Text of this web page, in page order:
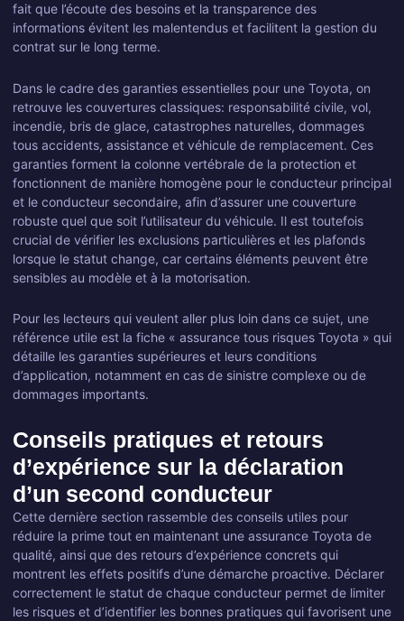
fait que l’écoute des besoins et la transparence des
informations évitent les malentendus et facilitent la gestion du
contrat sur le long terme.
Dans le cadre des garanties essentielles pour une Toyota, on
retrouve les couvertures classiques: responsabilité civile, vol,
incendie, bris de glace, catastrophes naturelles, dommages
tous accidents, assistance et véhicule de remplacement. Ces
garanties forment la colonne vertébrale de la protection et
fonctionnent de manière homogène pour le conducteur principal
et le conducteur secondaire, afin d’assurer une couverture
robuste quel que soit l’utilisateur du véhicule. Il est toutefois
crucial de vérifier les exclusions particulières et les plafonds
lorsque le statut change, car certains éléments peuvent être
sensibles au modèle et à la motorisation.
Pour les lecteurs qui veulent aller plus loin dans ce sujet, une
référence utile est la fiche « assurance tous risques Toyota » qui
détaille les garanties supérieures et leurs conditions
d’application, notamment en cas de sinistre complexe ou de
dommages importants.
Conseils pratiques et retours
d’expérience sur la déclaration
d’un second conducteur
Cette dernière section rassemble des conseils utiles pour
réduire la prime tout en maintenant une assurance Toyota de
qualité, ainsi que des retours d’expérience concrets qui
montrent les effets positifs d’une démarche proactive. Déclarer
correctement le statut de chaque conducteur permet de limiter
les risques et d’identifier les bonnes pratiques qui favorisent une